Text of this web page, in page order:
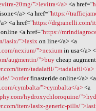
20mg/">levitra</a> <a href="
a> <a href="https://
<a href="https://drgranelli.com/
<a href="https://
lasix/">lasix on line</a> <a
nexium/">nexium in usa</a>
augmentin/">buy cheap
item/tadalafil/">tadalafil</a>
">orderfinasteride online</a> <a
cymbalta/">cymbalta</a><a
hydroxychloroquine/
item/lasix-generic-pills/